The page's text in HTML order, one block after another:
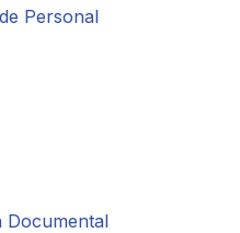
Personal
Documental